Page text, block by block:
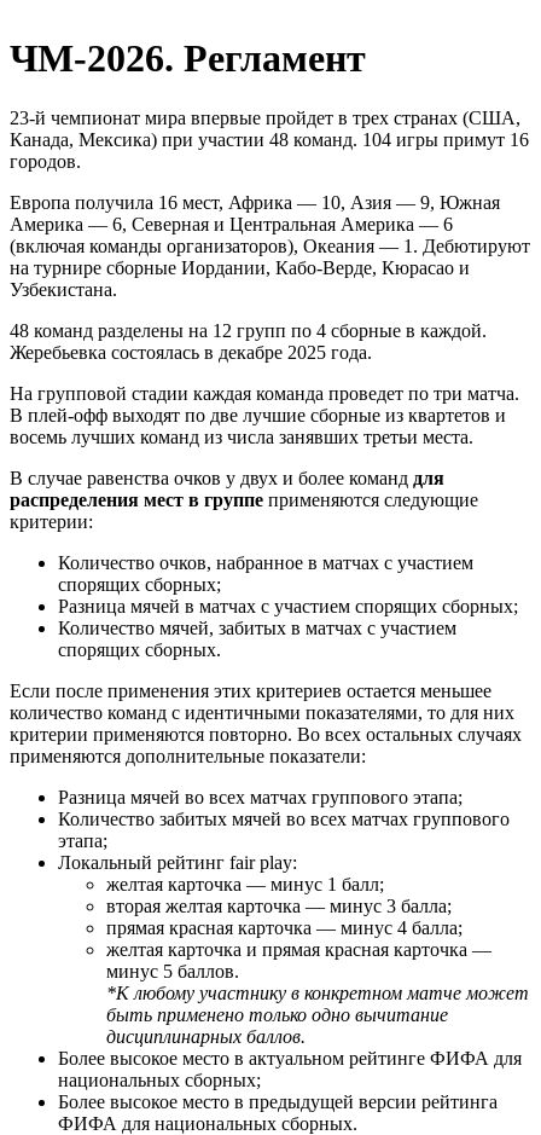
ЧМ-2026. Регламент
23-й чемпионат мира впервые пройдет в трех странах (США,
Канада, Мексика) при участии 48 команд. 104 игры примут 16
городов.
Европа получила 16 мест, Африка — 10, Азия — 9, Южная
Америка — 6, Северная и Центральная Америка — 6
(включая команды организаторов), Океания — 1. Дебютируют
на турнире сборные Иордании, Кабо-Верде, Кюрасао и
Узбекистана.
48 команд разделены на 12 групп по 4 сборные в каждой.
Жеребьевка состоялась в декабре 2025 года.
На групповой стадии каждая команда проведет по три матча.
В плей-офф выходят по две лучшие сборные из квартетов и
восемь лучших команд из числа занявших третьи места.
В случае равенства очков у двух и более команд для
распределения мест в группе применяются следующие
критерии:
Количество очков, набранное в матчах с участием
спорящих сборных;
Разница мячей в матчах с участием спорящих сборных;
Количество мячей, забитых в матчах с участием
спорящих сборных.
Если после применения этих критериев остается меньшее
количество команд с идентичными показателями, то для них
критерии применяются повторно. Во всех остальных случаях
применяются дополнительные показатели:
Разница мячей во всех матчах группового этапа;
Количество забитых мячей во всех матчах группового
этапа;
Локальный рейтинг fair play:
желтая карточка — минус 1 балл;
вторая желтая карточка — минус 3 балла;
прямая красная карточка — минус 4 балла;
желтая карточка и прямая красная карточка —
минус 5 баллов.
*К любому участнику в конкретном матче может
быть применено только одно вычитание
дисциплинарных баллов.
Более высокое место в актуальном рейтинге ФИФА для
национальных сборных;
Более высокое место в предыдущей версии рейтинга
ФИФА для национальных сборных.